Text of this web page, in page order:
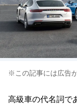
※この記事には広告
高級車の代名詞で